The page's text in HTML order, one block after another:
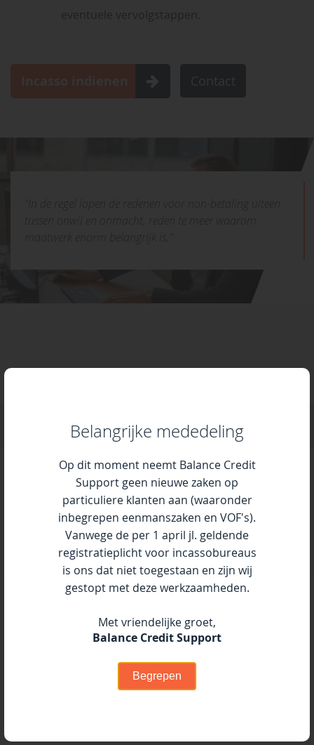
eventuele vervolgstappen.
Contact
“In de regel lopen de redenen voor non-betaling uiteen
tussen onwil en onmacht, reden te meer waarom
maatwerk enorm belangrijk is.”
Balance is een prima partner in een incassotraject.
Ze zijn stipt en correct en hebben gevoel en
aandacht voor de verhoudingen tussen ons bedrijf
en onze huurders. Bovendien is er altijd adequaat
en prettig contact. Zeker een aanbeveling waard!
Roland Vandeveen | Weideburgh B.V.
Meer informatie
uw klant meermaals aan en proberen wij zeer
regelmatig uw klant telefonisch te bereiken. Dit vinden
Belangrijke mededeling
Op dit moment neemt Balance Credit
Support geen nieuwe zaken op
particuliere klanten aan (waaronder
inbegrepen eenmanszaken en VOF's).
Vanwege de per 1 april jl. geldende
registratieplicht voor incassobureaus
is ons dat niet toegestaan en zijn wij
gestopt met deze werkzaamheden.
Met vriendelijke groet,
Balance Credit Support
Begrepen